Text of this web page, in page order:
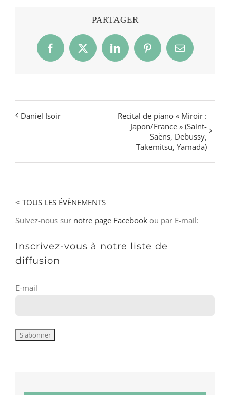
PARTAGER
Facebook
X LinkedInPinterestEmail
Daniel Isoir
Recital de piano « Miroir :
Japon/France » (Saint-
Saëns, Debussy,
Takemitsu, Yamada)
< TOUS LES ÉVÈNEMENTS
Suivez-nous sur notre page Facebook ou par E-mail:
Inscrivez-vous à notre liste de
diffusion
E-mail